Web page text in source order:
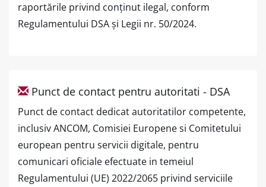
raportările privind conținut ilegal, conform
Regulamentului DSA și Legii nr. 50/2024.
Punct de contact pentru autoritati - DSA
Punct de contact dedicat autoritatilor competente,
inclusiv ANCOM, Comisiei Europene si Comitetului
european pentru servicii digitale, pentru
comunicari oficiale efectuate in temeiul
Regulamentului (UE) 2022/2065 privind serviciile